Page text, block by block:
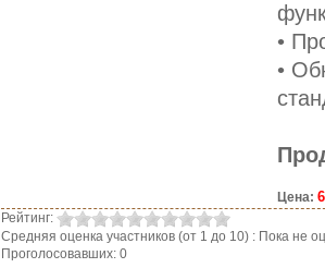
•
•
Цена:
Рейтинг:
Средняя оценка участников (от 1 до 10) : Пока не
Проголосовавших: 0